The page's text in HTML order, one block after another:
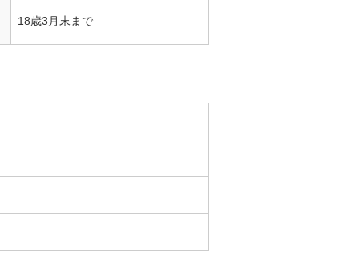
18歳3月末まで